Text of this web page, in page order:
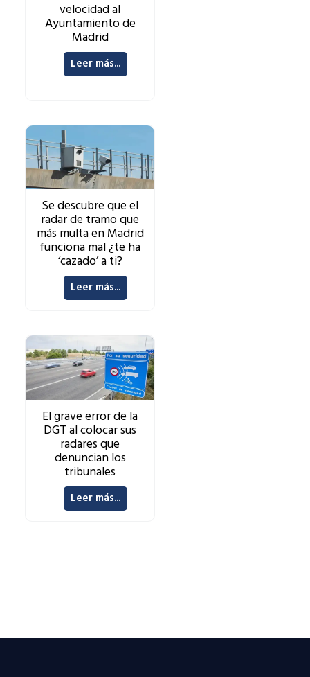
velocidad al
Ayuntamiento de
Madrid
Leer más...
Se descubre que el
radar de tramo que
más multa en Madrid
funciona mal ¿te ha
‘cazado’ a ti?
Leer más...
El grave error de la
DGT al colocar sus
radares que
denuncian los
tribunales
Leer más...